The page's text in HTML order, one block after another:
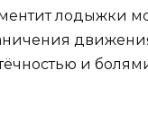
лодыжки
и